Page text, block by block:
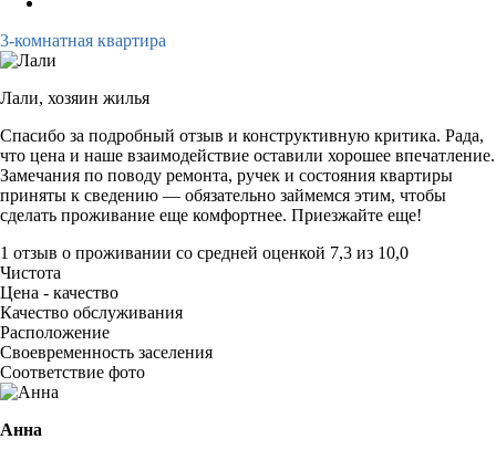
3-комнатная квартира
Лали, хозяин жилья
Спасибо за подробный отзыв и конструктивную критика. Рада,
что цена и наше взаимодействие оставили хорошее впечатление.
Замечания по поводу ремонта, ручек и состояния квартиры
приняты к сведению — обязательно займемся этим, чтобы
сделать проживание еще комфортнее. Приезжайте еще!
1 отзыв о проживании со средней оценкой 7,3 из 10,0
Чистота
Цена - качество
Качество обслуживания
Расположение
Своевременность заселения
Соответствие фото
Анна